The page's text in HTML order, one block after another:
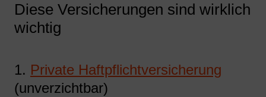
Diese Versicherungen sind wirklich
wichtig
1. Private Haftpflichtversicherung
(unverzichtbar)